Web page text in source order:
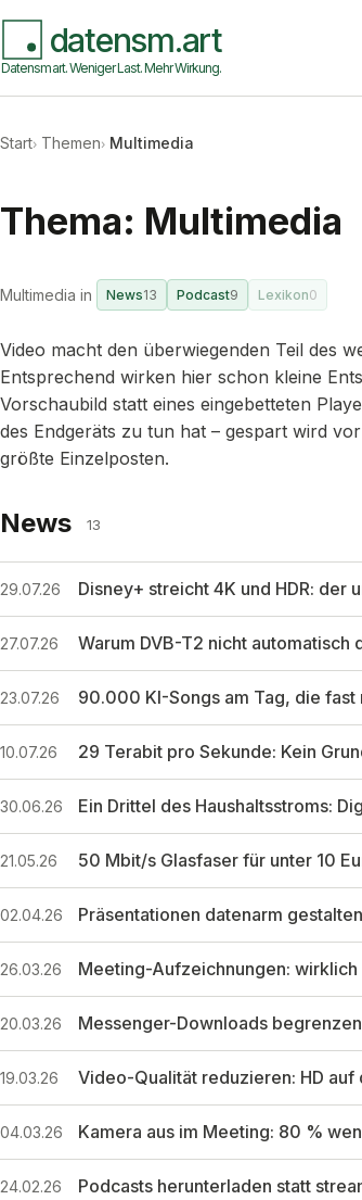
datensm.art
Datensmart. Weniger Last. Mehr Wirkung.
Start Themen Multimedia
Thema: Multimedia
Multimedia in News13 Podcast9 Lexikon0
Video macht den überwiegenden Teil des
Entsprechend wirken hier schon kleine
Vorschaubild statt eines eingebetteten
des Endgeräts zu tun hat – gespart wird
größte Einzelposten.
News 13
29.07.26 Disney+ streicht 4K und HDR: der
27.07.26 Warum DVB-T2 nicht automatisch
23.07.26 90.000 KI-Songs am Tag, die fast
10.07.26 29 Terabit pro Sekunde: Kein
30.06.26 Ein Drittel des Haushaltsstroms:
21.05.26 50 Mbit/s Glasfaser für unter 10
02.04.26 Präsentationen datenarm
26.03.26 Meeting-Aufzeichnungen:
20.03.26 Messenger-Downloads
19.03.26 Video-Qualität reduzieren: HD
04.03.26 Kamera aus im Meeting: 80 %
24.02.26 Podcasts herunterladen statt